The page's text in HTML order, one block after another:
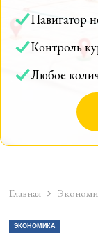
Навигатор
Контроль
Любое
Главная
ЭКОНОМИКА